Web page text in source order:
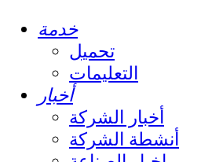
خدمة
تحميل
التعليمات
أخبار
أخبار الشركة
أنشطة الشركة